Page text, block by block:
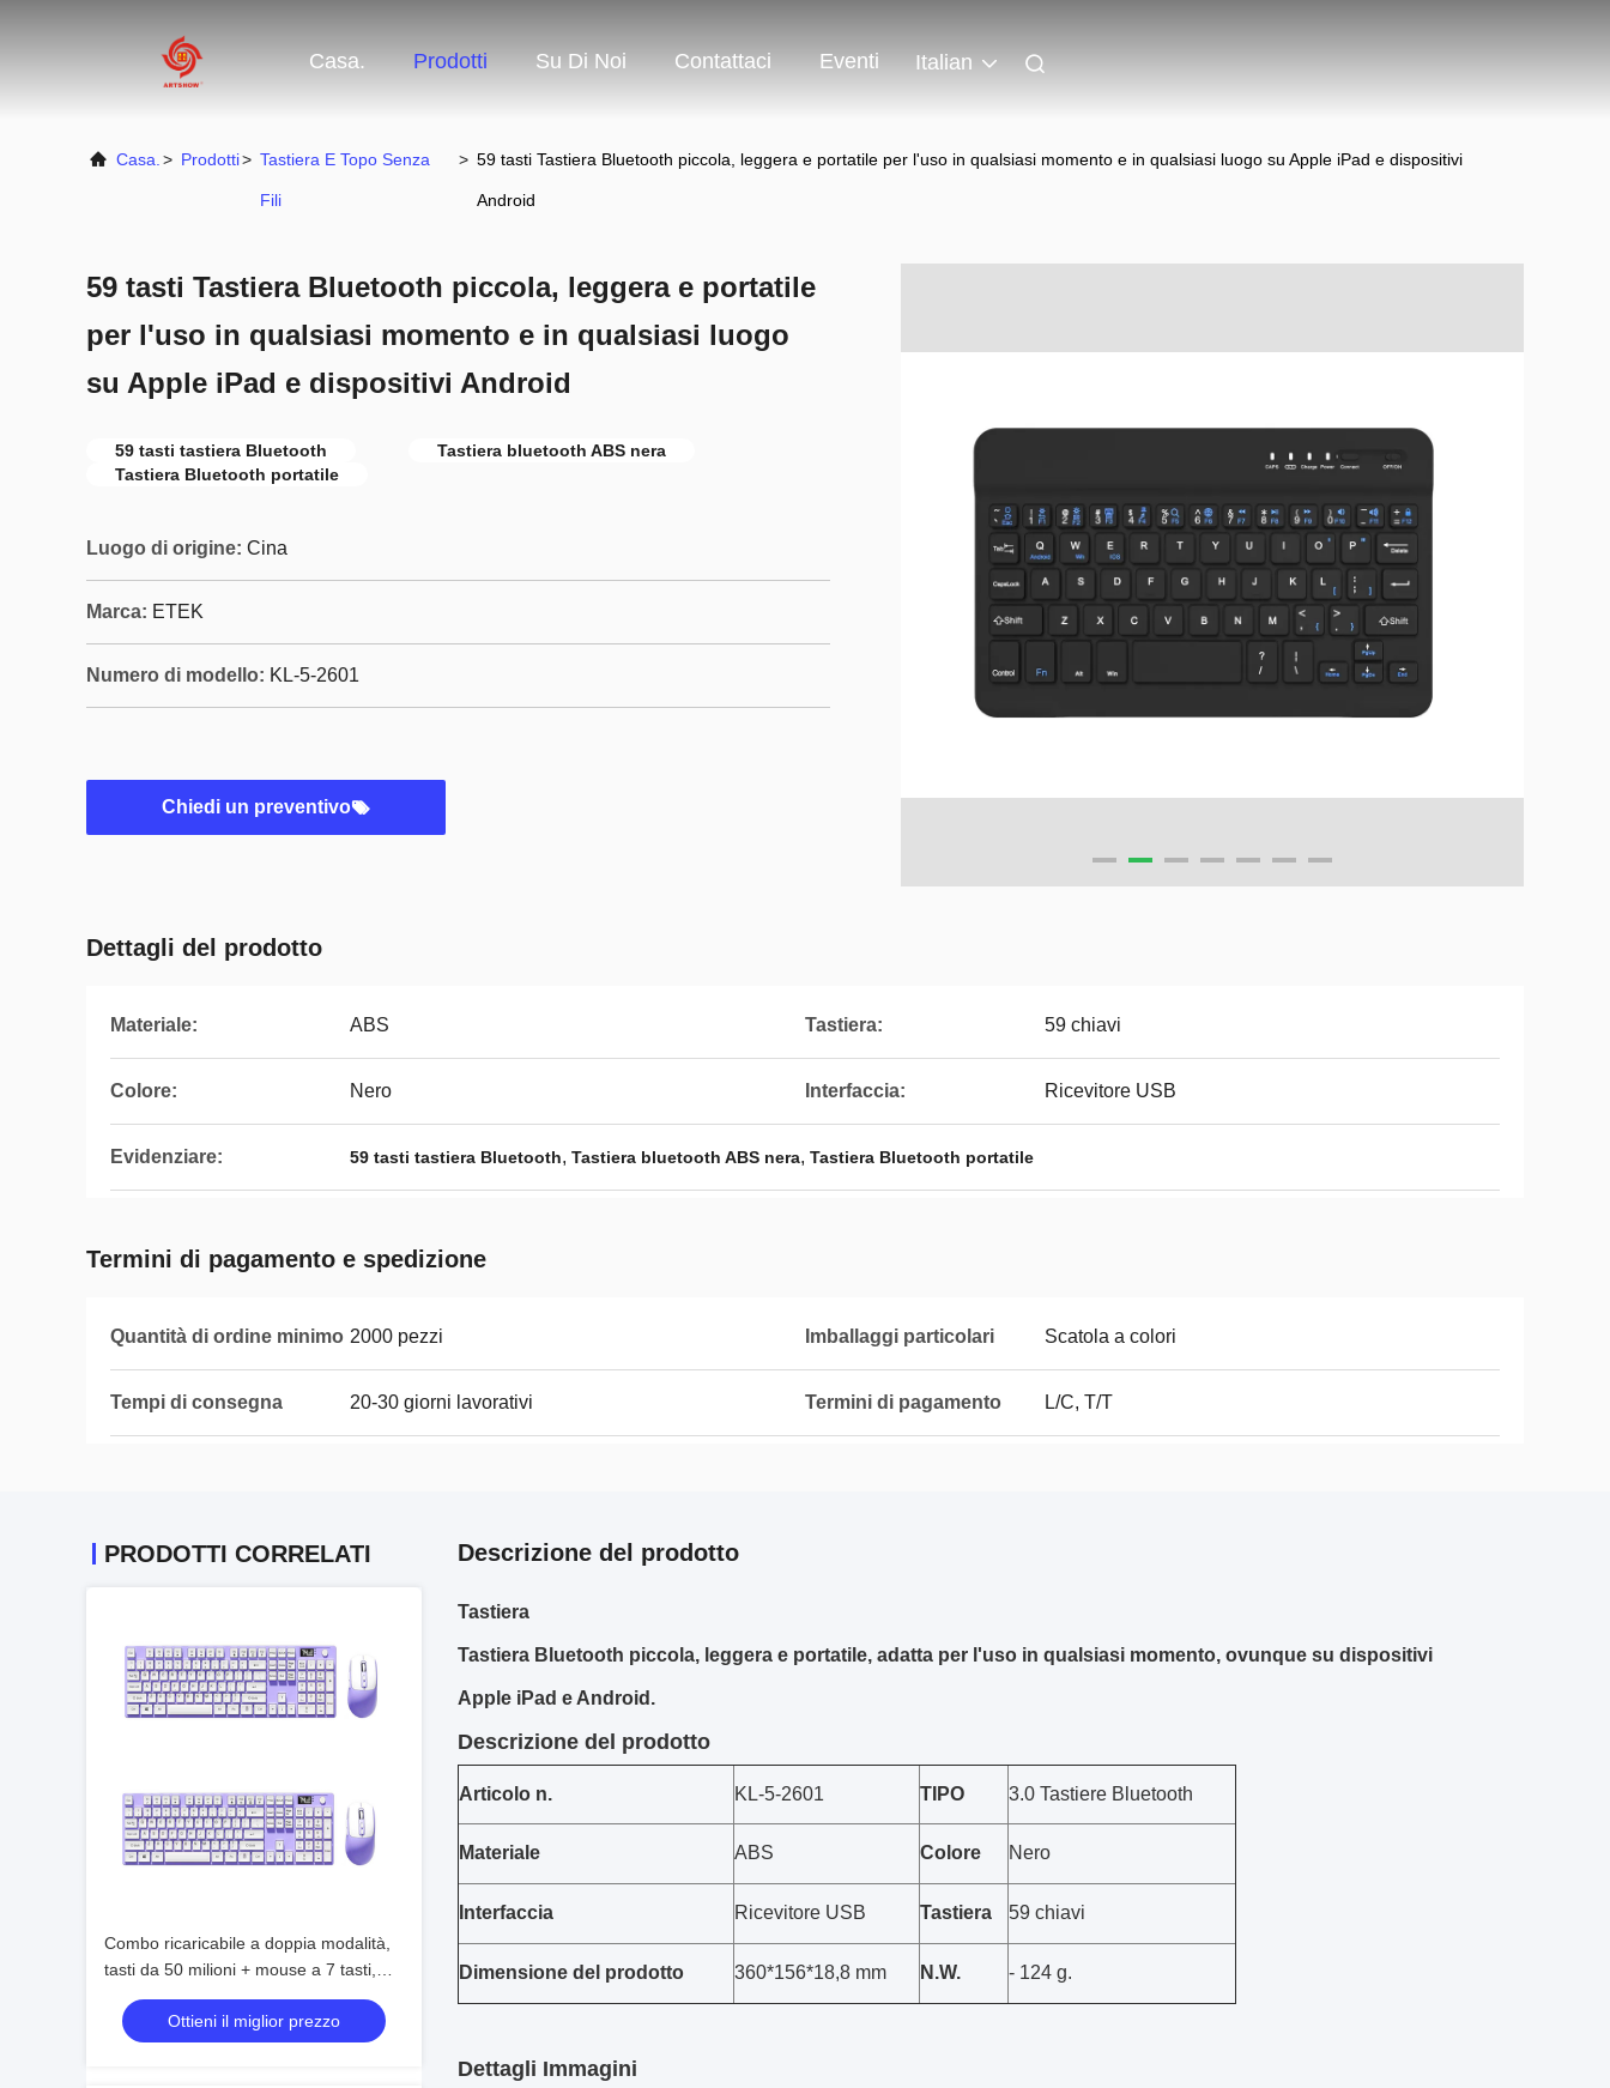
Casa. Prodotti Su Di Noi Contattaci Eventi Italian
Casa. > Prodotti> Tastiera E Topo Senza
Fili
> 59 tasti Tastiera Bluetooth piccola, leggera e portatile per l'uso in qualsiasi momento e in qualsiasi luogo su Apple iPad e dispositivi
Android
59 tasti Tastiera Bluetooth piccola, leggera e portatile
per l'uso in qualsiasi momento e in qualsiasi luogo
su Apple iPad e dispositivi Android
59 tasti tastiera Bluetooth
Tastiera bluetooth ABS nera
Tastiera Bluetooth portatile
Luogo di origine: Cina
Marca: ETEK
Numero di modello: KL-5-2601
Chiedi un preventivo
Dettagli del prodotto
Materiale: ABS Tastiera: 59 chiavi
Colore: Nero Interfaccia: Ricevitore USB
Evidenziare: 59 tasti tastiera Bluetooth, Tastiera bluetooth ABS nera, Tastiera Bluetooth portatile
Termini di pagamento e spedizione
Quantità di ordine minimo 2000 pezzi Imballaggi particolari Scatola a colori
Tempi di consegna 20-30 giorni lavorativi Termini di pagamento L/C, T/T
PRODOTTI CORRELATI
Combo ricaricabile a doppia modalità,
tasti da 50 milioni + mouse a 7 tasti,
ricarica rapida di tipo C
Ottieni il miglior prezzo
Descrizione del prodotto
Tastiera
Tastiera Bluetooth piccola, leggera e portatile, adatta per l'uso in qualsiasi momento, ovunque su dispositivi
Apple iPad e Android.
Descrizione del prodotto
Articolo n. KL-5-2601 TIPO 3.0 Tastiere Bluetooth
Materiale ABS Colore Nero
Interfaccia Ricevitore USB Tastiera 59 chiavi
Dimensione del prodotto 360*156*18,8 mm N.W. - 124 g.
Dettagli Immagini